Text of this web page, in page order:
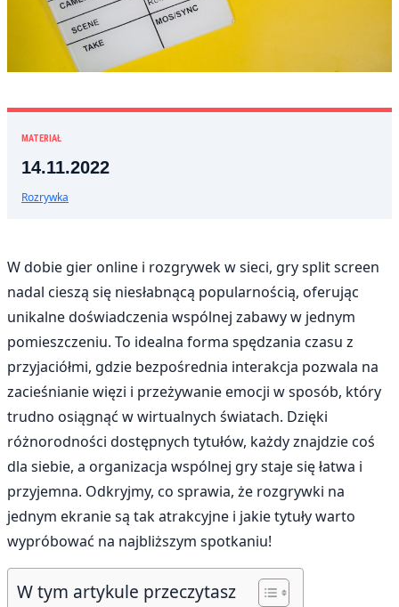
MATERIAŁ
14.11.2022
Rozrywka
W dobie gier online i rozgrywek w sieci, gry split screen
nadal cieszą się niesłabnącą popularnością, oferując
unikalne doświadczenia wspólnej zabawy w jednym
pomieszczeniu. To idealna forma spędzania czasu z
przyjaciółmi, gdzie bezpośrednia interakcja pozwala na
zacieśnianie więzi i przeżywanie emocji w sposób, który
trudno osiągnąć w wirtualnych światach. Dzięki
różnorodności dostępnych tytułów, każdy znajdzie coś
dla siebie, a organizacja wspólnej gry staje się łatwa i
przyjemna. Odkryjmy, co sprawia, że rozgrywki na
jednym ekranie są tak atrakcyjne i jakie tytuły warto
wypróbować na najbliższym spotkaniu!
W tym artykule przeczytasz